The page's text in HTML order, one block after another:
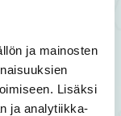
ja mainosten
Lisäksi
ja analytiikka-